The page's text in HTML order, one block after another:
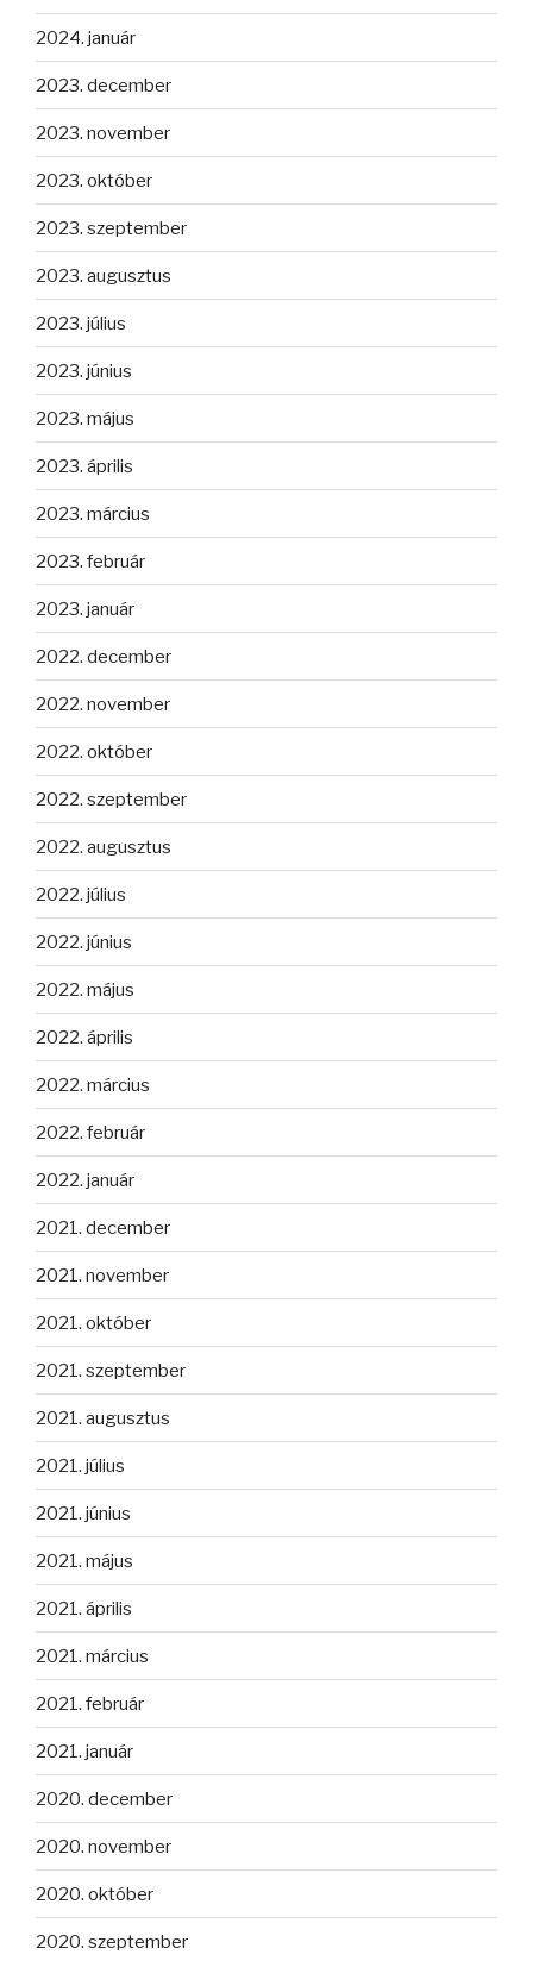
2024. január
2023. december
2023. november
2023. október
2023. szeptember
2023. augusztus
2023. július
2023. június
2023. május
2023. április
2023. március
2023. február
2023. január
2022. december
2022. november
2022. október
2022. szeptember
2022. augusztus
2022. július
2022. június
2022. május
2022. április
2022. március
2022. február
2022. január
2021. december
2021. november
2021. október
2021. szeptember
2021. augusztus
2021. július
2021. június
2021. május
2021. április
2021. március
2021. február
2021. január
2020. december
2020. november
2020. október
2020. szeptember